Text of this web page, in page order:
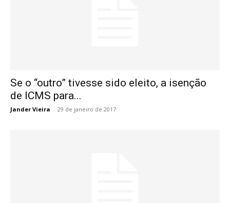
Se o “outro” tivesse sido eleito, a isenção
de ICMS para...
Jander Vieira - 29 de janeiro de 2017